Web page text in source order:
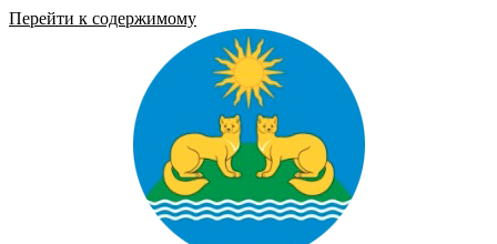
Перейти к содержимому